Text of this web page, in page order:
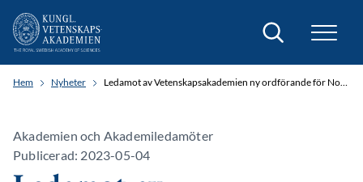
Sök
Hem Nyheter Ledamot av Vetenskapsakademien ny ordförande för Nobelstiftelsen
Akademien och Akademiledamöter
Publicerad: 2023-05-04